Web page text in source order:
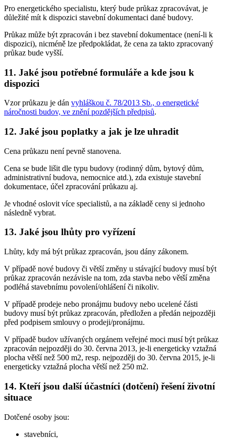
Pro energetického specialistu, který bude průkaz zpracovávat, je
důležité mít k dispozici stavební dokumentaci dané budovy.
Průkaz může být zpracován i bez stavební dokumentace (není-li k
dispozici), nicméně lze předpokládat, že cena za takto zpracovaný
průkaz bude vyšší.
11. Jaké jsou potřebné formuláře a kde jsou k
dispozici
Vzor průkazu je dán vyhláškou č. 78/2013 Sb., o energetické
náročnosti budov, ve znění pozdějších předpisů.
12. Jaké jsou poplatky a jak je lze uhradit
Cena průkazu není pevně stanovena.
Cena se bude lišit dle typu budovy (rodinný dům, bytový dům,
administrativní budova, nemocnice atd.), zda existuje stavební
dokumentace, účel zpracování průkazu aj.
Je vhodné oslovit více specialistů, a na základě ceny si jednoho
následně vybrat.
13. Jaké jsou lhůty pro vyřízení
Lhůty, kdy má být průkaz zpracován, jsou dány zákonem.
V případě nové budovy či větší změny u stávající budovy musí být
průkaz zpracován nezávisle na tom, zda stavba nebo větší změna
podléhá stavebnímu povolení/ohlášení či nikoliv.
V případě prodeje nebo pronájmu budovy nebo ucelené části
budovy musí být průkaz zpracován, předložen a předán nejpozději
před podpisem smlouvy o prodeji/pronájmu.
V případě budov užívaných orgánem veřejné moci musí být průkaz
zpracován nejpozději do 30. června 2013, je-li energeticky vztažná
plocha větší než 500 m2, resp. nejpozději do 30. června 2015, je-li
energeticky vztažná plocha větší než 250 m2.
14. Kteří jsou další účastníci (dotčení) řešení životní
situace
Dotčené osoby jsou:
stavebníci,